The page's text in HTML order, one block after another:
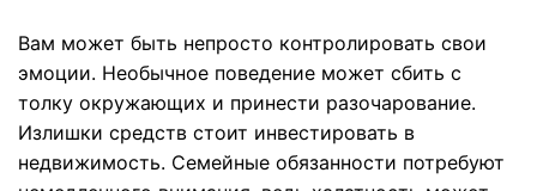
Вам может быть непросто контролировать свои
эмоции. Необычное поведение может сбить с
толку окружающих и принести разочарование.
Излишки средств стоит инвестировать в
недвижимость. Семейные обязанности потребуют